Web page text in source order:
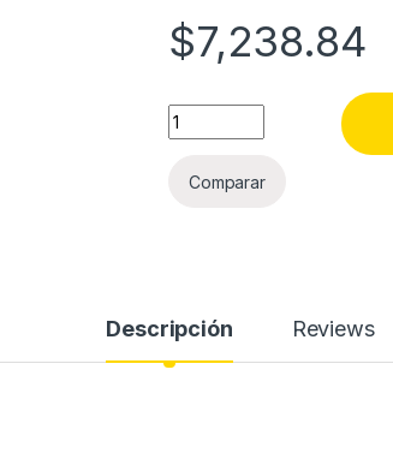
$7,238.84
Bobina de 305 Metros
Comparar
Descripción Reviews